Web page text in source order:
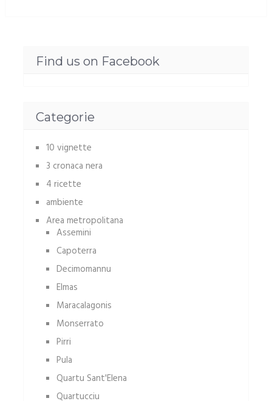
Find us on Facebook
Categorie
10 vignette
3 cronaca nera
4 ricette
ambiente
Area metropolitana
Assemini
Capoterra
Decimomannu
Elmas
Maracalagonis
Monserrato
Pirri
Pula
Quartu Sant'Elena
Quartucciu